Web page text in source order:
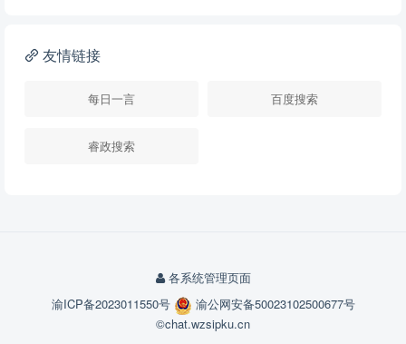
友情链接
每日一言 百度搜索
睿政搜索
各系统管理页面
渝ICP备2023011550号
渝公网安备50023102500677号
©chat.wzsipku.cn